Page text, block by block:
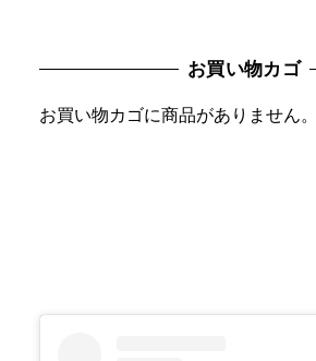
ー
お買い物カゴ
お買い物カゴに商品がありません。